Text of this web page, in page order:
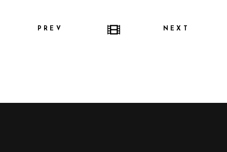
PREV NEXT